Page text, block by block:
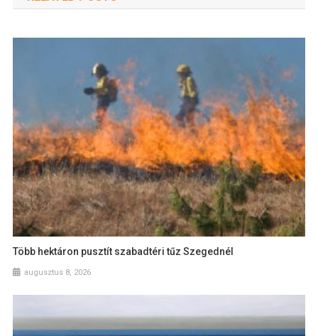
Több hektáron pusztít szabadtéri tűz Szegednél
augusztus 8, 2026